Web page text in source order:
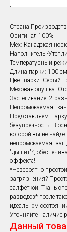
Страна
Оригинал 100%
Мех: Канадская
Наполнитель -
Температурный
Длина парки: 100 см
Цвет парки: Серый
Меховая опушка:
Застёгивание: 2
Непромокаемая
⁠Представляем
безупречность. В
которой вы не
непромокаемая,
"дышит"*,
эффекта!
⁠*Невероятно
загрязнения?
салфеткой. Ткань
разводов* после
идеальном
Уточняйте наличие
Данный